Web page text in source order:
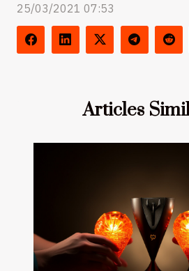
25/03/2021 07:53
Articles